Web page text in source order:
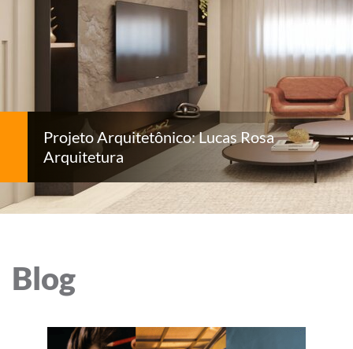
Projeto Arquitetônico: Lucas Rosa
Arquitetura
Blog